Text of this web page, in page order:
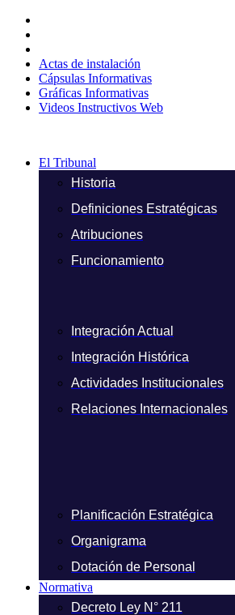
contenido
Actas de instalación
Cápsulas Informativas
Gráficas Informativas
Videos Instructivos Web
El Tribunal
Historia
Definiciones Estratégicas
Atribuciones
Funcionamiento
Integración Actual
Integración Histórica
Actividades Institucionales
Relaciones Internacionales
Planificación Estratégica
Organigrama
Dotación de Personal
Normativa
Decreto Ley N° 211